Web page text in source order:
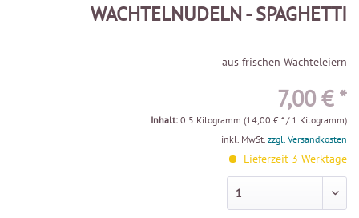
WACHTELNUDELN - SPAGHETTI
aus frischen Wachteleiern
7,00 € *
Inhalt: 0.5 Kilogramm (14,00 € * / 1 Kilogramm)
inkl. MwSt. zzgl. Versandkosten
Lieferzeit 3 Werktage